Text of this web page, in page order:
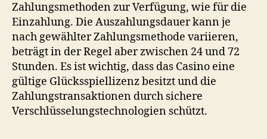
Zahlungsmethoden zur Verfügung, wie für die
Einzahlung. Die Auszahlungsdauer kann je
nach gewählter Zahlungsmethode variieren,
beträgt in der Regel aber zwischen 24 und 72
Stunden. Es ist wichtig, dass das Casino eine
gültige Glücksspiellizenz besitzt und die
Zahlungstransaktionen durch sichere
Verschlüsselungstechnologien schützt.